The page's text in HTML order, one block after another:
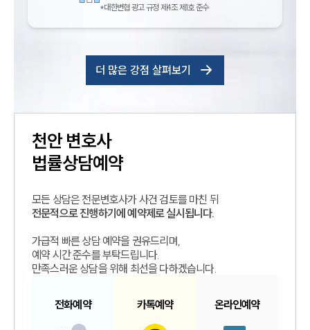
*대한변협 광고 규정 제4조 제1호 준수
더 많은 강점 살펴보기
천안변호사
법률상담예약
모든 상담은 전문변호사가 사건 검토를 마친 뒤
전문적으로 진행하기에 예약제로 실시됩니다.
가급적 빠른 상담 예약을 권유드리며,
예약 시간 준수를 부탁드립니다.
만족스러운 상담을 위해 최선을 다하겠습니다.
전화예약 카톡예약 온라인예약